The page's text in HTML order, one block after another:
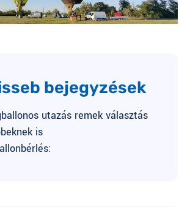
bejegyzések
utazás remek választás
is